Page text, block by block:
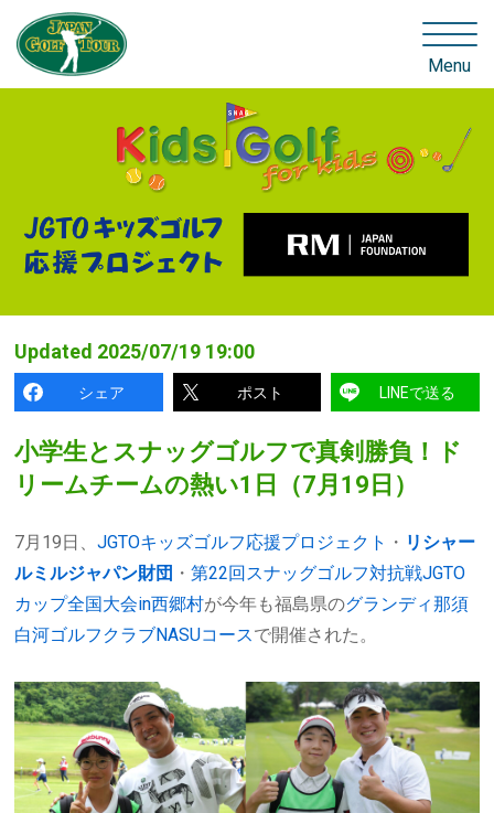
Menu
Updated 2025/07/19 19:00
シェア ポスト LINEで送る
小学生とスナッグゴルフで真剣勝負！ド
リームチームの熱い1日（7月19日）
7月19日、JGTOキッズゴルフ応援プロジェクト ・ リシャー
ルミルジャパン財団 ・第22回スナッグゴルフ対抗戦JGTO
カップ全国大会in西郷村が今年も福島県のグランディ那須
白河ゴルフクラブNASUコースで開催された。